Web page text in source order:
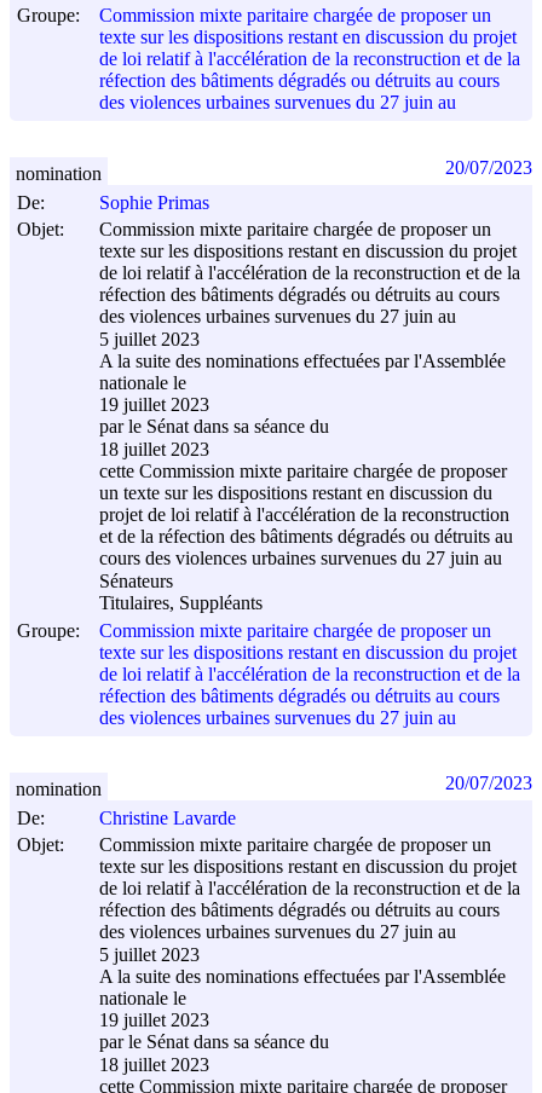
Groupe:
Commission mixte paritaire chargée de proposer un
texte sur les dispositions restant en discussion du projet
de loi relatif à l'accélération de la reconstruction et de la
réfection des bâtiments dégradés ou détruits au cours
des violences urbaines survenues du 27 juin au
De:
Sophie Primas
Objet:
Commission mixte paritaire chargée de proposer un
texte sur les dispositions restant en discussion du projet
de loi relatif à l'accélération de la reconstruction et de la
réfection des bâtiments dégradés ou détruits au cours
des violences urbaines survenues du 27 juin au
5 juillet 2023
A la suite des nominations effectuées par l'Assemblée
nationale le
19 juillet 2023
par le Sénat dans sa séance du
18 juillet 2023
cette Commission mixte paritaire chargée de proposer
un texte sur les dispositions restant en discussion du
projet de loi relatif à l'accélération de la reconstruction
et de la réfection des bâtiments dégradés ou détruits au
cours des violences urbaines survenues du 27 juin au
Sénateurs
Titulaires, Suppléants
Groupe:
Commission mixte paritaire chargée de proposer un
texte sur les dispositions restant en discussion du projet
de loi relatif à l'accélération de la reconstruction et de la
réfection des bâtiments dégradés ou détruits au cours
des violences urbaines survenues du 27 juin au
nomination 20/07/2023
De:
Christine Lavarde
Objet:
Commission mixte paritaire chargée de proposer un
texte sur les dispositions restant en discussion du projet
de loi relatif à l'accélération de la reconstruction et de la
réfection des bâtiments dégradés ou détruits au cours
des violences urbaines survenues du 27 juin au
5 juillet 2023
A la suite des nominations effectuées par l'Assemblée
nationale le
19 juillet 2023
par le Sénat dans sa séance du
18 juillet 2023
cette Commission mixte paritaire chargée de proposer
nomination 20/07/2023